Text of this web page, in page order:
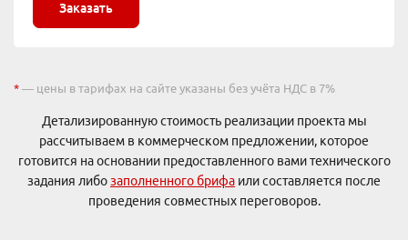
Заказать
* — цены в тарифах на сайте указаны без учёта НДС в 7%
Детализированную стоимость реализации проекта мы
рассчитываем в коммерческом предложении, которое
готовится на основании предоставленного вами технического
задания либозаполненного брифа или составляется после
проведения совместных переговоров.